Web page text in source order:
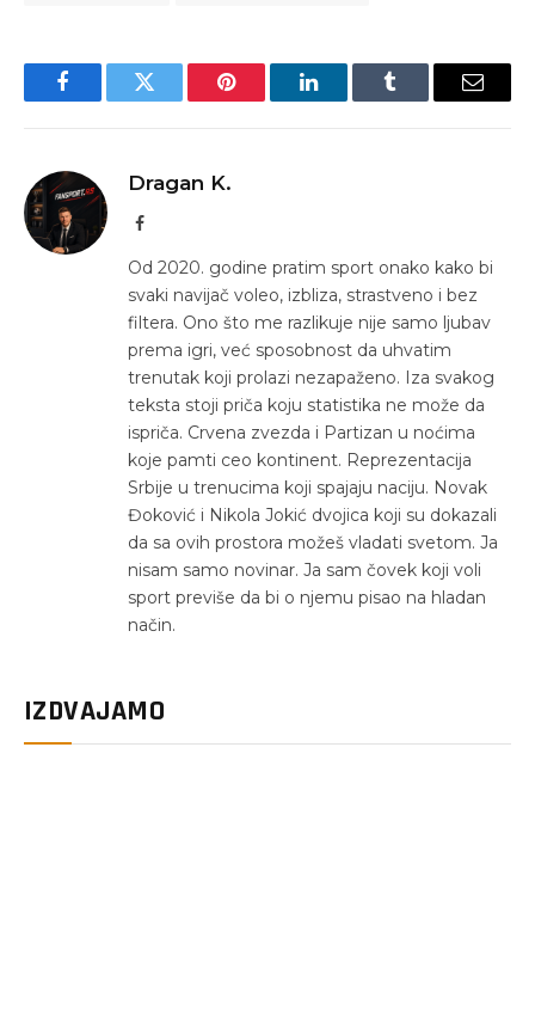
FacebookTwitter Pinterest LinkedInTumblr Email
Dragan K.
Facebook
Od 2020. godine pratim sport onako kako bi
svaki navijač voleo, izbliza, strastveno i bez
filtera. Ono što me razlikuje nije samo ljubav
prema igri, već sposobnost da uhvatim
trenutak koji prolazi nezapaženo. Iza svakog
teksta stoji priča koju statistika ne može da
ispriča. Crvena zvezda i Partizan u noćima
koje pamti ceo kontinent. Reprezentacija
Srbije u trenucima koji spajaju naciju. Novak
Đoković i Nikola Jokić dvojica koji su dokazali
da sa ovih prostora možeš vladati svetom. Ja
nisam samo novinar. Ja sam čovek koji voli
sport previše da bi o njemu pisao na hladan
način.
IZDVAJAMO